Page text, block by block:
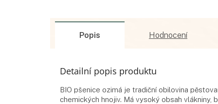
Popis Hodnocení
Detailní popis produktu
BIO pšenice ozimá je tradiční obilovina
chemických hnojiv. Má vysoký obsah vlákniny,